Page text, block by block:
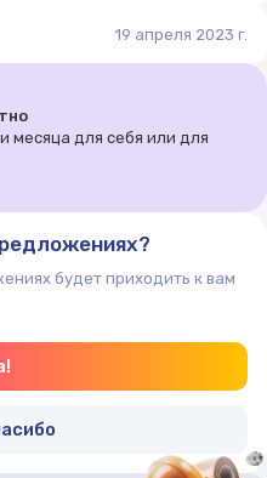
камнем. Он лёгкий,
19 апреля 2023 г.
месяца для себя или для
будет приходить к вам